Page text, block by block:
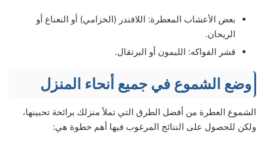
بعض الأعشاب المعطرة: اللافندر (الخزامي) أو النعناع أو
الريحان.
قشر الفواكه: الليمون أو البرتقال.
وضع الشموع في جميع أنحاء المنزل
الشموع العطرة من أفضل الطرق التي تملأ منزلك برائحة تحبينها،
ولكن للحصول على النتائج المرغوب فيها أهم خطوة هي: